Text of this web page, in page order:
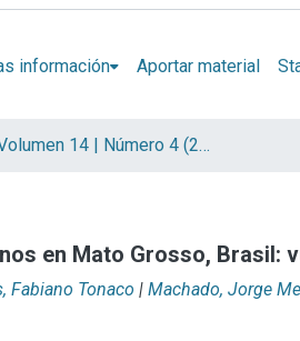
información Aportar material
Volumen 14 | Número 4 (2018) | Trabajo
en Mato Grosso, Brasil:
Fabiano Tonaco | Machado, Jorge